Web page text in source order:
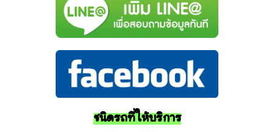
ชนิดรถที่ให้บริการ